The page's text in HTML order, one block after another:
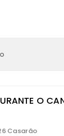
O
Casarão